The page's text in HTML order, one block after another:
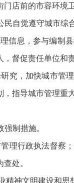
前的市容环境
觉遵守城市综
息，参与编制
督促责任单位和
，加快城市管
指导城市管理重
制措施。
行政执法督察
处。
神文明建设和思